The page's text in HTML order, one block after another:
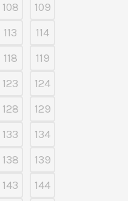
108
109
113
114
118
119
123
124
128
129
133
134
138
139
143
144